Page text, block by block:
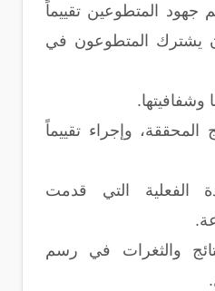
جهود المتطوعين تقييماً
يشترك المتطوعون في
وشفافيتها.
المحققة، وإجراء تقييماً
الفعلية التي قدمت
والثغرات في رسم